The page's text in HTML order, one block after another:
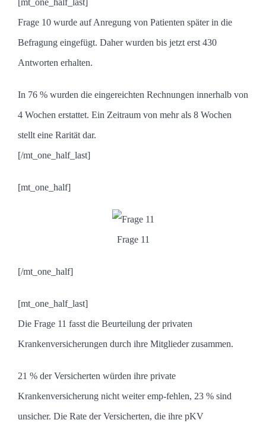
Frage 10 wurde auf Anregung von Patienten später in die
Befragung eingefügt. Daher wurden bis jetzt erst 430
Antworten erhalten.
In 76 % wurden die eingereichten Rechnungen innerhalb von
4 Wochen erstattet. Ein Zeitraum von mehr als 8 Wochen
stellt eine Rarität dar.
[/mt_one_half_last]
[mt_one_half]
Frage 11
[/mt_one_half]
[mt_one_half_last]
Die Frage 11 fasst die Beurteilung der privaten
Krankenversicherungen durch ihre Mitglieder zusammen.
21 % der Versicherten würden ihre private
Krankenversicherung nicht weiter emp-fehlen, 23 % sind
unsicher. Die Rate der Versicherten, die ihre pKV